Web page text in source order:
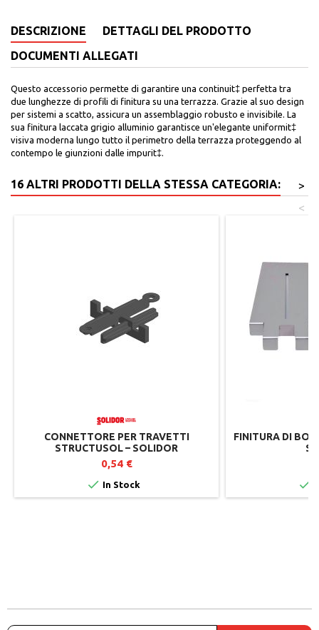
DESCRIZIONE
DETTAGLI DEL PRODOTTO
DOCUMENTI ALLEGATI
Questo accessorio permette di garantire una continuit‡ perfetta tra
due lunghezze di profili di finitura su una terrazza. Grazie al suo design
per sistemi a scatto, assicura un assemblaggio robusto e invisibile. La
sua finitura laccata grigio alluminio garantisce un'elegante uniformit‡
visiva moderna lungo tutto il perimetro della terrazza proteggendo al
contempo le giunzioni dalle impurit‡.
16 ALTRI PRODOTTI DELLA STESSA CATEGORIA:
>
<
CONNETTORE PER TRAVETTI
STRUCTUSOL – SOLIDOR
0,54 €
 In Stock
FINITURA DI
